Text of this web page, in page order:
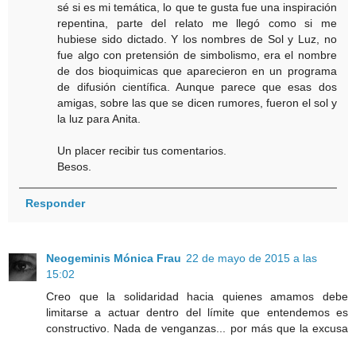
sé si es mi temática, lo que te gusta fue una inspiración
repentina, parte del relato me llegó como si me
hubiese sido dictado. Y los nombres de Sol y Luz, no
fue algo con pretensión de simbolismo, era el nombre
de dos bioquimicas que aparecieron en un programa
de difusión científica. Aunque parece que esas dos
amigas, sobre las que se dicen rumores, fueron el sol y
la luz para Anita.
Un placer recibir tus comentarios.
Besos.
Responder
Neogeminis Mónica Frau 22 de mayo de 2015 a las
15:02
Creo que la solidaridad hacia quienes amamos debe
limitarse a actuar dentro del límite que entendemos es
constructivo. Nada de venganzas... por más que la excusa